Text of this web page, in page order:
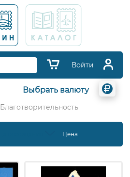
Войти
Выбрать валюту
Благотворительность
Цена